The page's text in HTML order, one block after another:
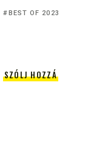
BEST OF 2023
SZÓLJ HOZZÁ